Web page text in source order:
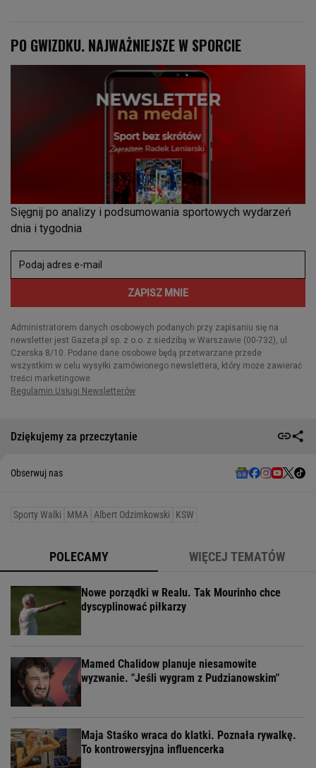
Dziękujemy za przeczytanie
Obserwuj nas
Sporty Walki MMA Albert Odzimkowski KSW
POLECAMY WIĘCEJ TEMATÓW
Nowe porządki w Realu. Tak Mourinho chce
dyscyplinować piłkarzy
Mamed Chalidow planuje niesamowite
wyzwanie. "Jeśli wygram z Pudzianowskim"
Maja Staśko wraca do klatki. Poznała rywalkę.
To kontrowersyjna influencerka